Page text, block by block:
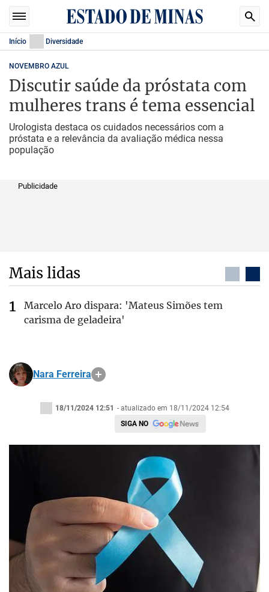
Início Diversidade
NOVEMBRO AZUL
Discutir saúde da próstata com
mulheres trans é tema essencial
Urologista destaca os cuidados necessários com a
próstata e a relevância da avaliação médica nessa
população
Publicidade
Mais lidas
Marcelo Aro dispara: 'Mateus Simões tem
carisma de geladeira'
Nara Ferreira
18/11/2024 12:51 - atualizado em 18/11/2024 12:54
SIGA NO